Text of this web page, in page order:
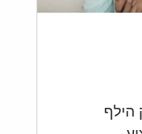
הילף